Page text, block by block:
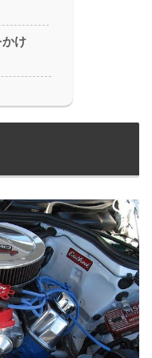
かけ